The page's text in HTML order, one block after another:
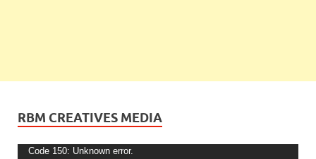
RBM CREATIVES MEDIA
Video
Code 150: Unknown error.